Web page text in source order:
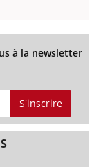
à la newsletter
S'inscrire